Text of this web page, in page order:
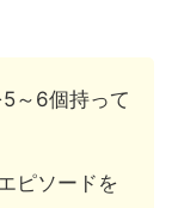
～6個持って
ピソードを